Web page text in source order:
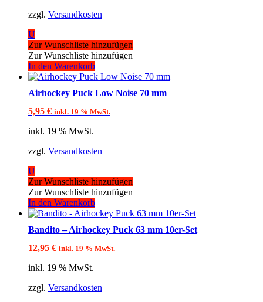
zzgl. Versandkosten
U
Zur Wunschliste hinzufügen
Zur Wunschliste hinzufügen
In den Warenkorb
Airhockey Puck Low Noise 70 mm
5,95 € inkl. 19 % MwSt.
inkl. 19 % MwSt.
zzgl. Versandkosten
U
Zur Wunschliste hinzufügen
Zur Wunschliste hinzufügen
In den Warenkorb
Bandito – Airhockey Puck 63 mm 10er-Set
12,95 € inkl. 19 % MwSt.
inkl. 19 % MwSt.
zzgl. Versandkosten